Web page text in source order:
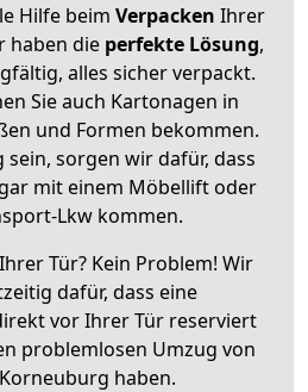
Hilfe beim Verpacken Ihrer
haben die perfekte Lösung,
alles sicher verpackt.
Sie auch Kartonagen in
und Formen bekommen.
sorgen wir dafür, dass
mit einem Möbellift oder
Lkw kommen.
Tür? Kein Problem! Wir
dafür, dass eine
vor Ihrer Tür reserviert
problemlosen Umzug von
haben.